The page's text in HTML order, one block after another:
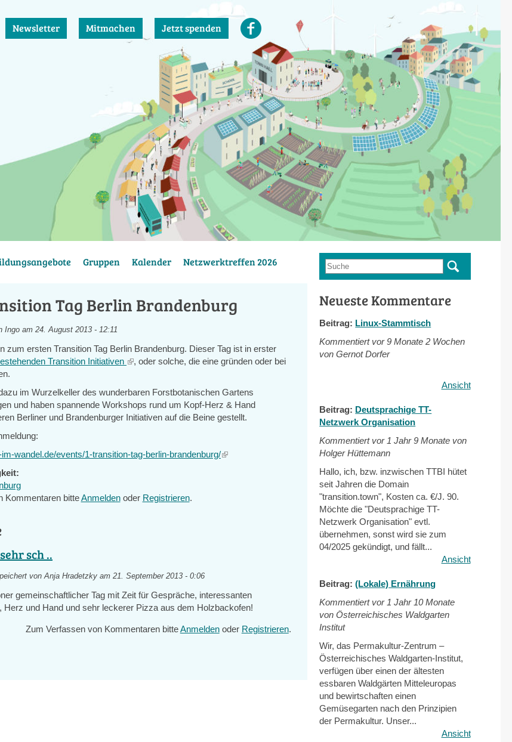
Newsletter Mitmachen Jetzt spenden
Gruppen Kalender Netzwerktreffen 2026
Tag Berlin Brandenburg
Ingo am 24. August 2013 - 12:11
zum ersten Transition Tag Berlin Brandenburg. Dieser Tag ist in erster
Transition Initiativen (link, oder solche, die eine gründen oder bei
im Wurzelkeller des wunderbaren Forstbotanischen Gartens
und haben spannende Workshops rund um Kopf-Herz & Hand
Berliner und Brandenburger Initiativen auf die Beine gestellt.
wandel.de/events/1-transition-tag-berlin-brandenburg/(link
Kommentaren bitteAnmeldenoder Registrieren.
sch ..
vonAnja Hradetzky am 21. September 2013 - 0:06
gemeinschaftlicher Tag mit Zeit für Gespräche, interessanten
Herz und Hand und sehr leckerer Pizza aus dem Holzbackofen!
Zum Verfassen von Kommentaren bitteAnmeldenoder Registrieren.
Suchformular
Suche
Neueste Kommentare
Beitrag: Linux-Stammtisch
Kommentiert vor9 Monate 2 Wochen
von Gernot Dorfer
Ansicht
Beitrag: Deutsprachige TT-
Netzwerk Organisation
Kommentiert vor 1 Jahr 9 Monate von
Holger Hüttemann
Hallo, ich, bzw. inzwischen TTBI hütet
seit Jahren die Domain
"transition.town", Kosten ca. €/J. 90.
Möchte die "Deutsprachige TT-
Netzwerk Organisation" evtl.
übernehmen, sonst wird sie zum
04/2025 gekündigt, und fällt...
Ansicht
Beitrag:(Lokale) Ernährung
Kommentiert vor 1 Jahr 10 Monate
von Österreichisches Waldgarten
Institut
Wir, das Permakultur-Zentrum –
Österreichisches Waldgarten-Institut,
verfügen über einen der ältesten
essbaren Waldgärten Mitteleuropas
und bewirtschaften einen
Gemüsegarten nach den Prinzipien
der Permakultur. Unser...
Ansicht